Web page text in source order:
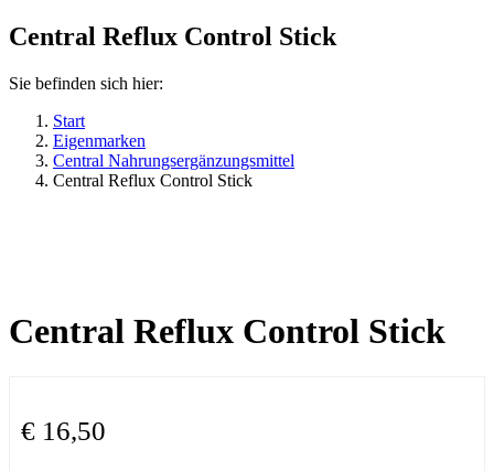
Central Reflux Control Stick
Sie befinden sich hier:
Start
Eigenmarken
Central Nahrungsergänzungsmittel
Central Reflux Control Stick
Central Reflux Control Stick
€ 16,50